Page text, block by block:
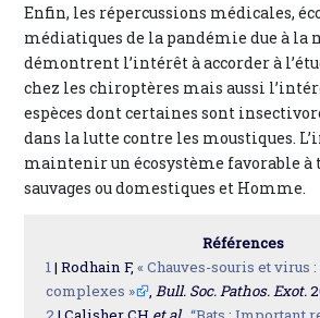
Enfin, les répercussions médicales,
médiatiques de la pandémie due à la
démontrent l’intérêt à accorder à
chez les chiroptères mais aussi
espèces dont certaines sont
dans la lutte contre les moustiques.
maintenir un écosystème favorable à
sauvages ou domestiques et Homme.
Références
1| Rodhain F,« Chauves-souris et virus
complexes »
,Bull. Soc. Pathos. Exot.